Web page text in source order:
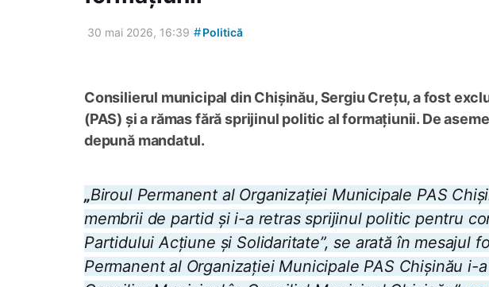
30 mai 2026, 16:39 #Politică
Consilierul municipal din Chișinău, Sergiu Crețu, a fost
(PAS) și a rămas fără sprijinul politic al formațiunii. De
depună mandatul.
„Biroul Permanent al Organizației Municipale PAS
membrii de partid și i-a retras sprijinul politic pentru
Partidului Acțiune și Solidaritate”, se arată în mesajul
Permanent al Organizației Municipale PAS Chișinău